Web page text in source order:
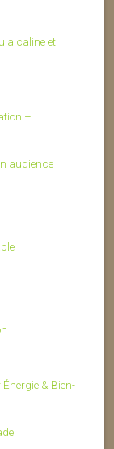
alcaline et
–
audience
& Bien-